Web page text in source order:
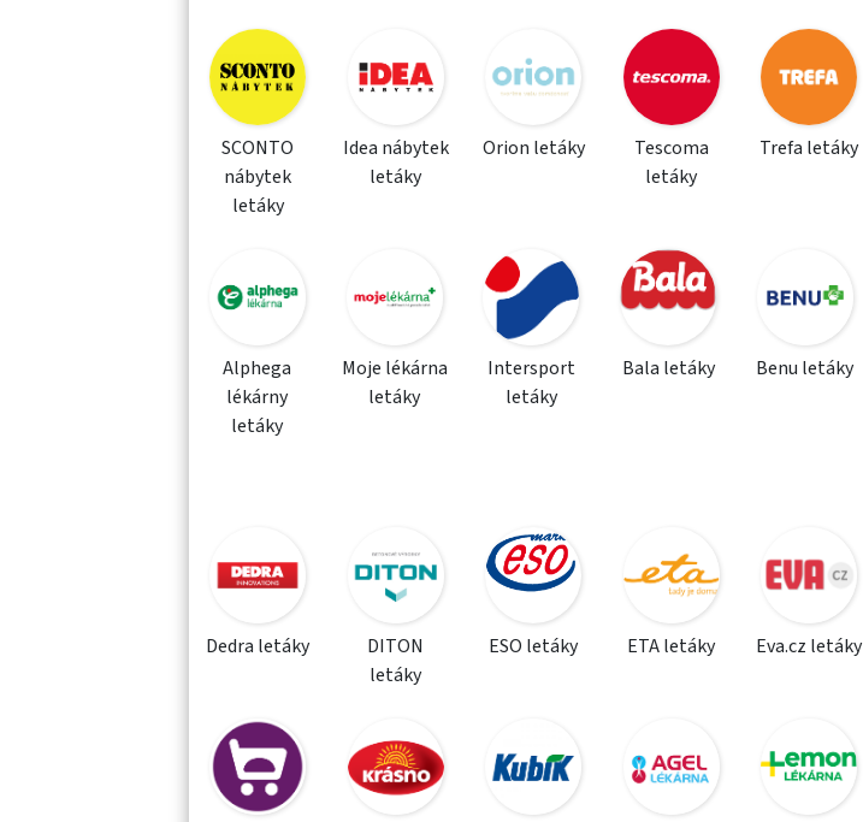
SCONTO
nábytek
letáky
Idea nábytek
letáky
Orion letáky
Tescoma
letáky
Trefa letáky
Alphega
lékárny
letáky
Moje lékárna
letáky
Intersport
letáky
Bala letáky Benu letáky
Dedra letáky
DITON
letáky
ESO letáky ETA letáky Eva.cz letáky